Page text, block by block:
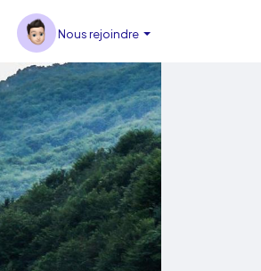
Nous rejoindre